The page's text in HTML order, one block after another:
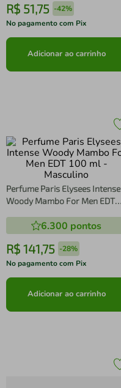
R$ 51,75 -42%
No pagamento com Pix
Adicionar ao carrinho
Perfume Paris Elysees Intense
Woody Mambo For Men EDT
6.300 pontos
R$ 141,75 -28%
No pagamento com Pix
Adicionar ao carrinho